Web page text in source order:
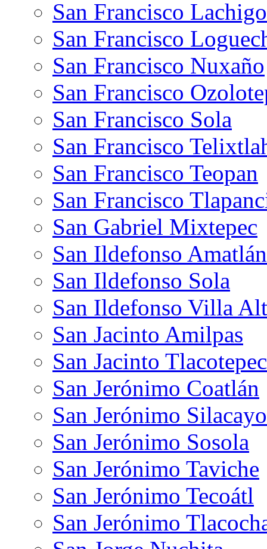
San Francisco
San Francisco
San Francisco Nuxaño
San Francisco
San Francisco Sola
San Francisco
San Francisco Teopan
San Francisco
San Gabriel Mixtepec
San Ildefonso Amatlán
San Ildefonso Sola
San Ildefonso Villa
San Jacinto Amilpas
San Jacinto Tlacotepec
San Jerónimo Coatlán
San Jerónimo
San Jerónimo Sosola
San Jerónimo Taviche
San Jerónimo Tecoátl
San Jerónimo